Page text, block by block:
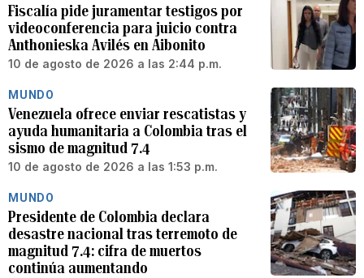
Fiscalía pide juramentar testigos por
videoconferencia para juicio contra
Anthonieska Avilés en Aibonito
10 de agosto de 2026 a las 2:44 p.m.
MUNDO
Venezuela ofrece enviar rescatistas y
ayuda humanitaria a Colombia tras el
sismo de magnitud 7.4
10 de agosto de 2026 a las 1:53 p.m.
MUNDO
Presidente de Colombia declara
desastre nacional tras terremoto de
magnitud 7.4: cifra de muertos
continúa aumentando